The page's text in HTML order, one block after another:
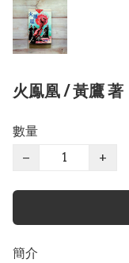
火鳯凰 / 黃鷹 著
數量
−
+
簡介